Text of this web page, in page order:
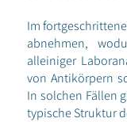
Im
abnehmen,
alleiniger
von Antikörpern
In solchen Fällen
typische Struktur